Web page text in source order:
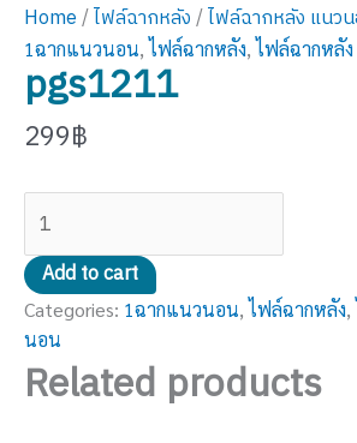
Home/ไฟล์ฉากหลัง/ไฟล์ฉากหลัง แนว
1ฉากแนวนอน,ไฟล์ฉากหลัง,ไฟล์ฉากหลั
pgs1211
299฿
Add to cart
Categories: 1ฉากแนวนอน,ไฟล์ฉากหลัง,
นอน
Related products